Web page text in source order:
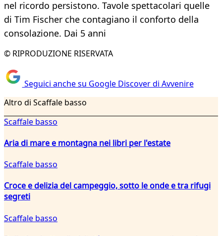
nel ricordo persistono. Tavole spettacolari quelle
di Tim Fischer che contagiano il conforto della
consolazione. Dai 5 anni
© RIPRODUZIONE RISERVATA
Seguici anche su Google Discover di Avvenire
Altro di Scaffale basso
Scaffale basso
Aria di mare e montagna nei libri per l'estate
Scaffale basso
Croce e delizia del campeggio, sotto le onde e tra rifugi
segreti
Scaffale basso